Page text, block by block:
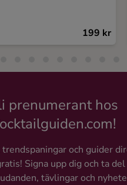
199 kr
prenumerant hos
trendspaningar och guider
Signa upp dig och ta del
tävlingar och